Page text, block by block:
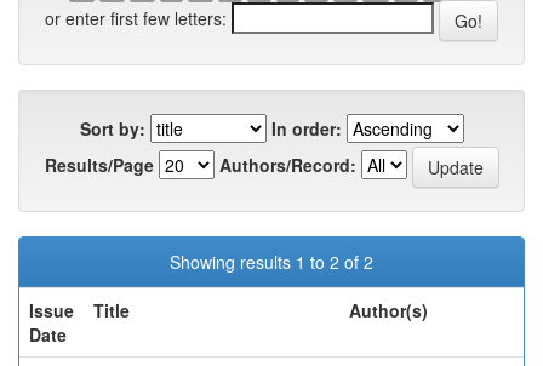
or enter first few letters:
Sort by:
In order:
Results/Page
Authors/Record:
Showing results 1 to 2 of 2
Issue
Date
Title Author(s)